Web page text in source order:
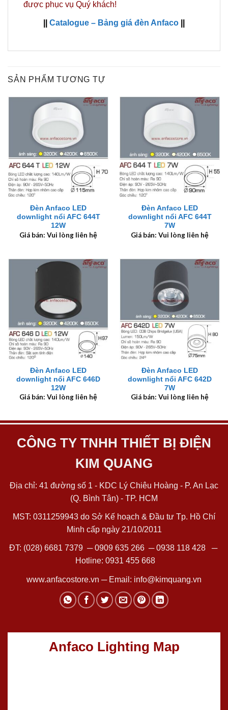
được phục vụ Quý khách!
Catalogue – Bảng giá đèn Anfaco
SẢN PHẨM TƯƠNG TỰ
Đèn Anfaco LED
downlight nổi AFC 644T
12W
Giá bán: Vui lòng liên hệ
Đèn Anfaco LED
downlight nổi AFC 644T
7W
Giá bán: Vui lòng liên hệ
Đèn Anfaco LED
downlight nổi AFC 646D
12W
Giá bán: Vui lòng liên hệ
Đèn Anfaco LED
downlight nổi AFC 642D
7W
Giá bán: Vui lòng liên hệ
CÔNG TY TNHH THIẾT BỊ ĐIỆN
KIM QUANG
Địa chỉ: 41 đường số 1 - KDC Lý Chiêu Hoàng - P. An Lạc
(Q. Bình Tân) - TP. HCM
MST: 0311259943 do Sở Kế hoạch & Đầu tư Tp. Hồ Chí
Minh cấp ngày 21/10/2011
ĐT: (028) 6681 7379 ─0909 635 266─0938 118 428─
Hotline: 0931 455 668
www.anfacostore.vn ─ Email: info@kimquang.vn
Anfaco Lighting Map